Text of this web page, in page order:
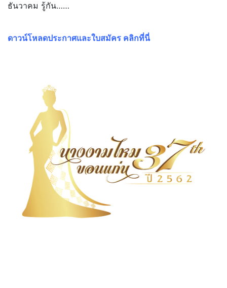
ธันวาคม รู้กัน……
ดาวน์โหลดประกาศและใบสมัคร คลิกที่นี่